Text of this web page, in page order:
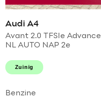
Audi A4
Avant 2.0 TFSIe Advance
NL AUTO NAP 2e
staat! Navi l Airco ECC l
Cruise l Trekhaak l PDC l
Zuinig
Benzine